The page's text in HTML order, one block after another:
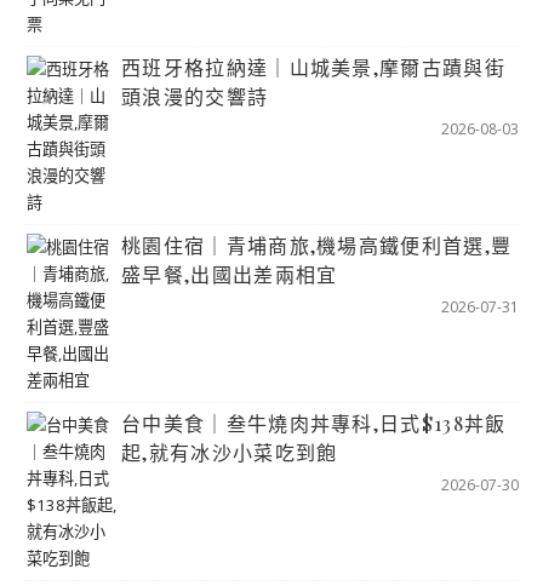
西班牙格拉納達｜山城美景,摩爾古蹟與街
頭浪漫的交響詩
2026-08-03
桃園住宿｜青埔商旅,機場高鐵便利首選,豐
盛早餐,出國出差兩相宜
2026-07-31
台中美食｜叁牛燒肉丼專科,日式$138丼飯
起,就有冰沙小菜吃到飽
2026-07-30